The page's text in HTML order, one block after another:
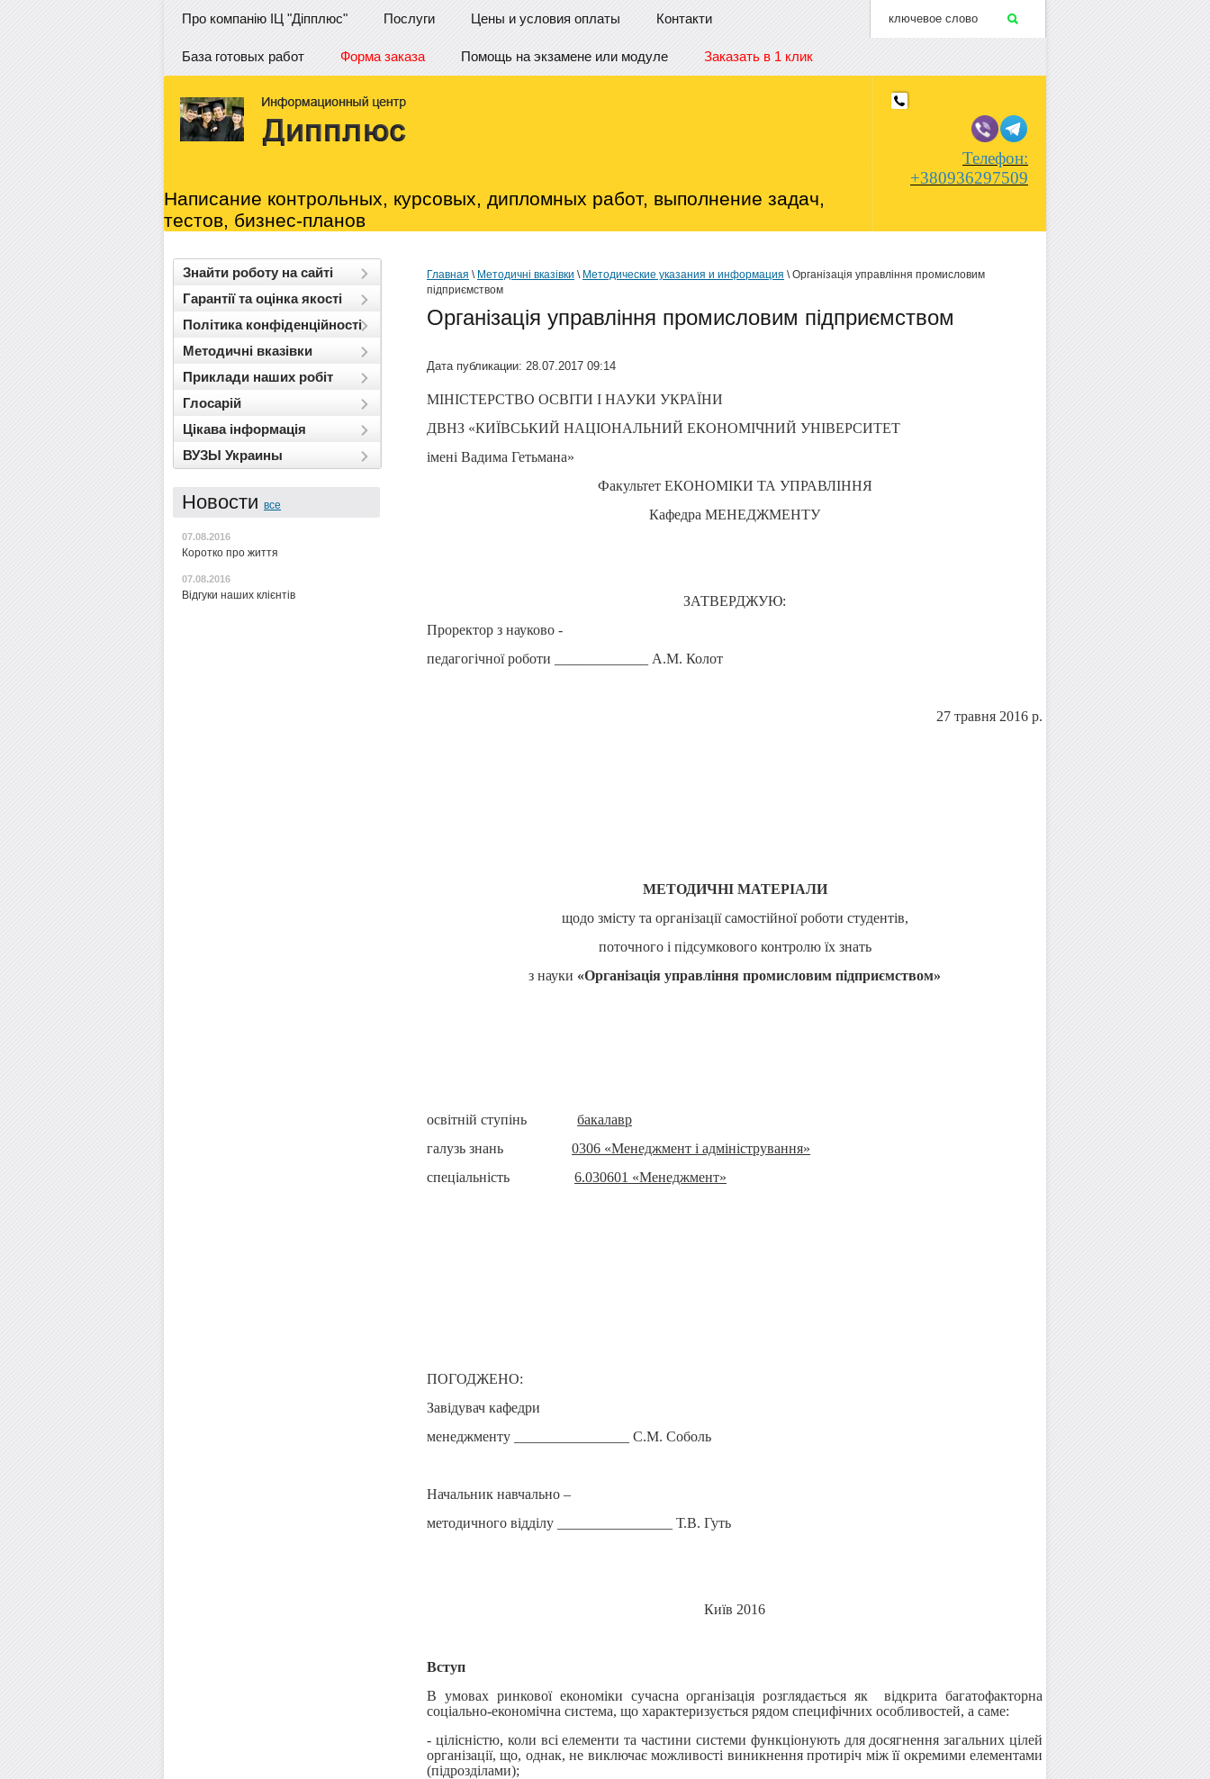
Про компанію ІЦ "Діпплюс" Послуги Цены и условия оплаты Контакти
База готовых работ Форма заказа Помощь на экзамене или модуле Заказать в 1 клик
Написание контрольных, курсовых, дипломных работ, выполнение задач,
тестов, бизнес-планов
Телефон:
+380936297509
Знайти роботу на сайті
Гарантії та оцінка якості
Політика конфіденційності
Методичні вказівки
Приклади наших робіт
Глосарій
Цікава інформація
ВУЗЫ Украины
Новости все
07.08.2016
Коротко про життя
07.08.2016
Відгуки наших клієнтів
Главная \ Методичні вказівки \ Методические указания и информация \ Організація управління промисловим
підприємством
Організація управління промисловим підприємством
Дата публикации: 28.07.2017 09:14
МІНІСТЕРСТВО ОСВІТИ І НАУКИ УКРАЇНИ
ДВНЗ «КИЇВСЬКИЙ НАЦІОНАЛЬНИЙ ЕКОНОМІЧНИЙ УНІВЕРСИТЕТ
імені Вадима Гетьмана»
Факультет ЕКОНОМІКИ ТА УПРАВЛІННЯ
Кафедра МЕНЕДЖМЕНТУ
ЗАТВЕРДЖУЮ:
Проректор з науково -
педагогічної роботи _____________ А.М. Колот
27 травня 2016 р.
МЕТОДИЧНІ МАТЕРІАЛИ
щодо змісту та організації самостійної роботи студентів,
поточного і підсумкового контролю їх знать
з науки «Організація управління промисловим підприємством»
освітній ступінь бакалавр
галузь знань 0306 «Менеджмент і адміністрування»
спеціальність 6.030601 «Менеджмент»
ПОГОДЖЕНО:
Завідувач кафедри
менеджменту ________________ С.М. Соболь
Начальник навчально –
методичного відділу ________________ Т.В. Гуть
Київ 2016
Вступ
В умовах ринкової економіки сучасна організація розглядається як відкрита багатофакторна
соціально-економічна система, що характеризується рядом специфічних особливостей, а саме:
- цілісністю, коли всі елементи та частини системи функціонують для досягнення загальних цілей
організації, що, однак, не виключає можливості виникнення протиріч між її окремими елементами
(підрозділами);